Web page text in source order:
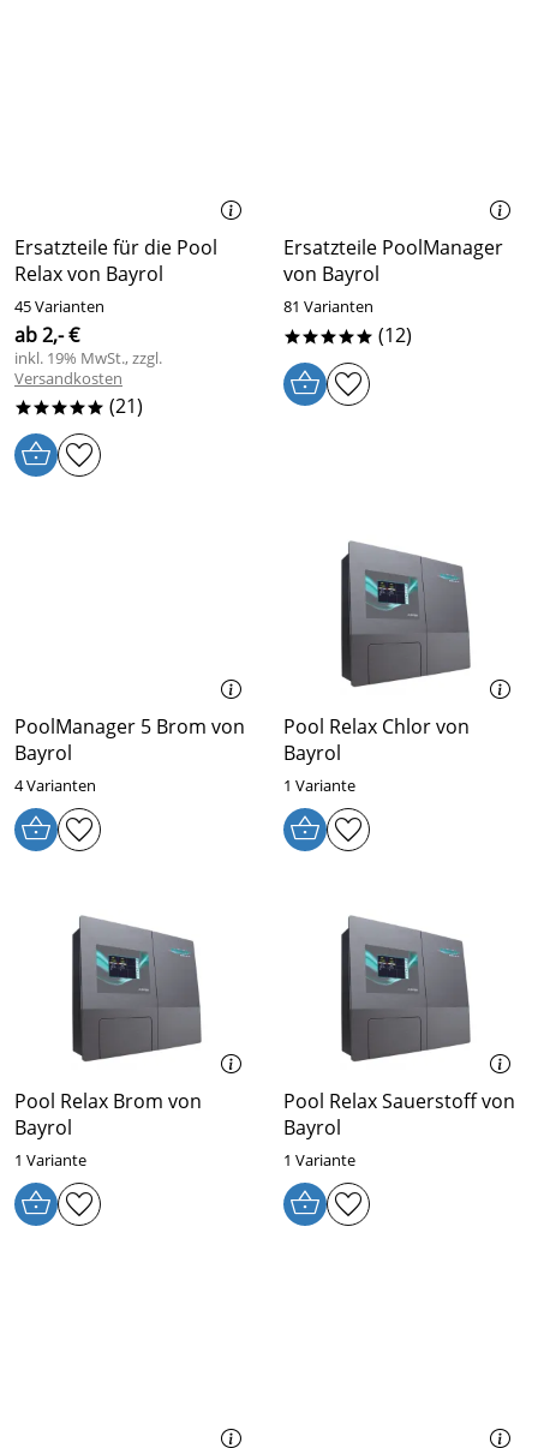
Ersatzteile für die Pool
Relax von Bayrol
45 Varianten
ab 2,- €
inkl. 19% MwSt., zzgl.
Versandkosten
***** (21)
Ersatzteile PoolManager
von Bayrol
81 Varianten
***** (12)
PoolManager 5 Brom von
Bayrol
4 Varianten
Pool Relax Chlor von
Bayrol
1 Variante
Pool Relax Brom von
Bayrol
1 Variante
Pool Relax Sauerstoff von
Bayrol
1 Variante